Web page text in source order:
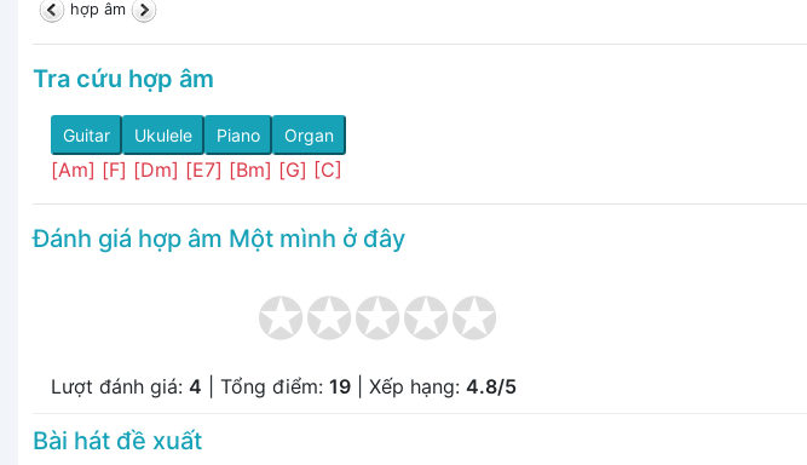
hợp âm
Tra cứu hợp âm
Guitar Ukulele Piano Organ
[Am] [F] [Dm] [E7] [Bm] [G] [C]
Đánh giá hợp âm Một mình ở đây
Lượt đánh giá: 4 | Tổng điểm: 19 | Xếp hạng: 4.8/5
Bài hát đề xuất